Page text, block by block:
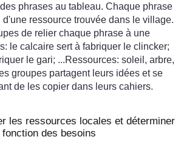
phrases au tableau. Chaque phrase
ressource trouvée dans le village.
de relier chaque phrase à une
le calcaire sert à fabriquer le clincker;
le gari; ...Ressources: soleil, arbre,
groupes partagent leurs idées et se
de les copier dans leurs cahiers.
les ressources locales et déterminer
des besoins